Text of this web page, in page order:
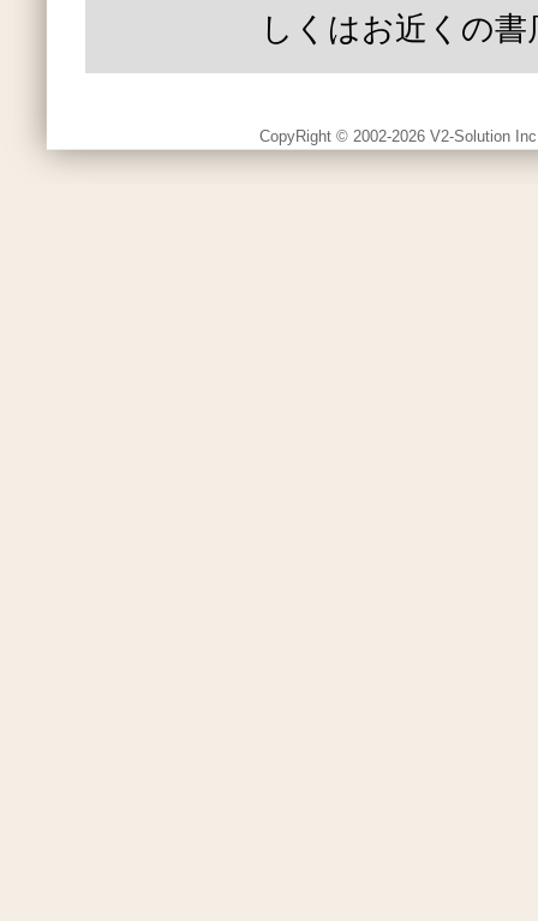
しくはお近くの書
CopyRight © 2002-2026 V2-Solution